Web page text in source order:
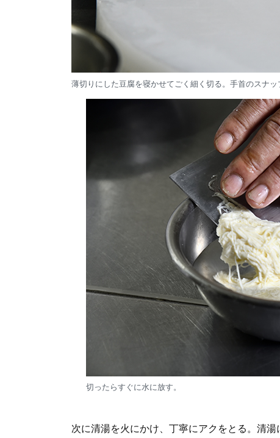
薄切りにした豆腐を寝かせてごく細く切る。手首のスナ
切ったらすぐに水に放す。
次に清湯を火にかけ、丁寧にアクをとる。清